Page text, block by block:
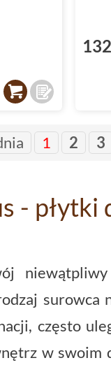
1 2 3
-
surowca
często
w swoim